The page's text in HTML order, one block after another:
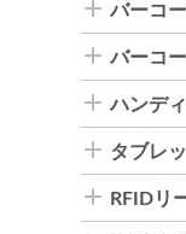
バーコ
バーコ
ハンデ
タブレ
RFIDリ